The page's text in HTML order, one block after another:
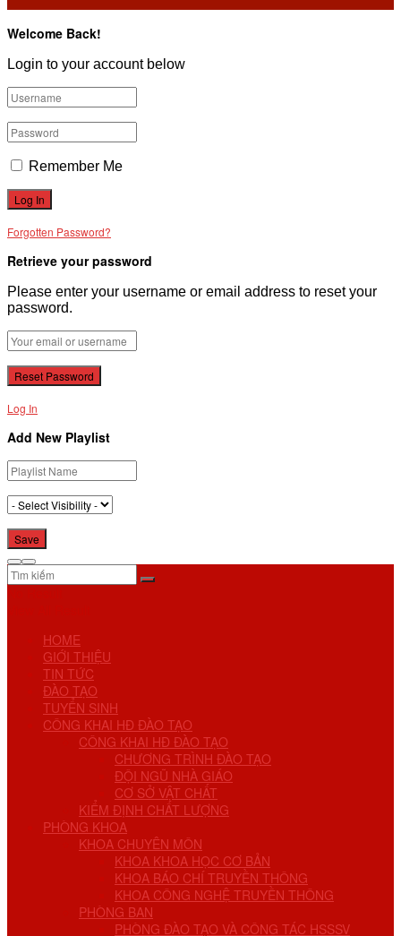
Welcome Back!
Login to your account below
Remember Me
Forgotten Password?
Retrieve your password
Please enter your username or email address to reset your
password.
Log In
Add New Playlist
HOME
GIỚI THIỆU
TIN TỨC
ĐÀO TẠO
TUYỂN SINH
CÔNG KHAI HĐ ĐÀO TẠO
CÔNG KHAI HĐ ĐÀO TẠO
CHƯƠNG TRÌNH ĐÀO TẠO
ĐỘI NGŨ NHÀ GIÁO
CƠ SỞ VẬT CHẤT
KIỂM ĐỊNH CHẤT LƯỢNG
PHÒNG KHOA
KHOA CHUYÊN MÔN
KHOA KHOA HỌC CƠ BẢN
KHOA BÁO CHÍ TRUYỀN THÔNG
KHOA CÔNG NGHỆ TRUYỀN THÔNG
PHÒNG BAN
PHÒNG ĐÀO TẠO VÀ CÔNG TÁC HSSSV